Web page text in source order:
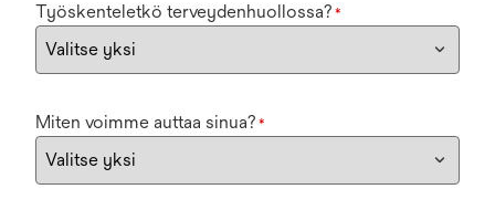
Työskenteletkö terveydenhuollossa? *
Miten voimme auttaa sinua? *